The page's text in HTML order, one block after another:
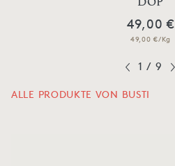
49,00 €
49,00 €/Kg
1 / 9
ALLE PRODUKTE VON BUSTI